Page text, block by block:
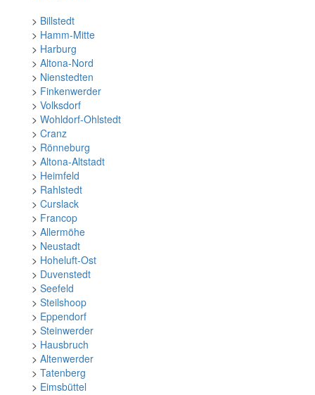
> Billstedt
> Hamm-Mitte
> Harburg
> Altona-Nord
> Nienstedten
> Finkenwerder
> Volksdorf
> Wohldorf-Ohlstedt
> Cranz
> Rönneburg
> Altona-Altstadt
> Heimfeld
> Rahlstedt
> Curslack
> Francop
> Allermöhe
> Neustadt
> Hoheluft-Ost
> Duvenstedt
> Seefeld
> Steilshoop
> Eppendorf
> Steinwerder
> Hausbruch
> Altenwerder
> Tatenberg
> Eimsbüttel